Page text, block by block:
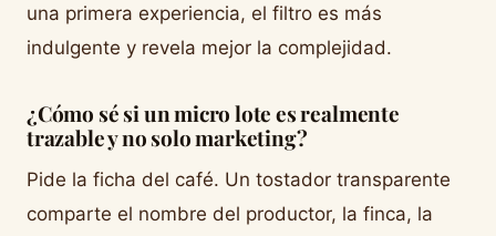
una primera experiencia, el filtro es más
indulgente y revela mejor la complejidad.
¿Cómo sé si un micro lote es realmente
trazable y no solo marketing?
Pide la ficha del café. Un tostador transparente
comparte el nombre del productor, la finca, la